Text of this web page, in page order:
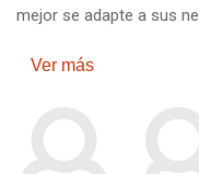
mejor se adapte a sus
Ver más